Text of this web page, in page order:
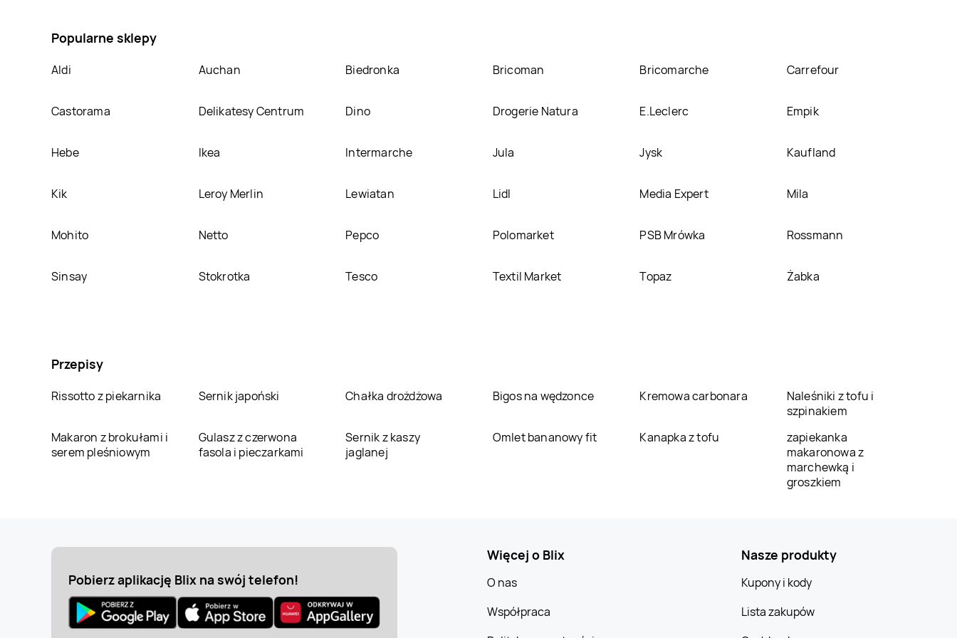
Popularne sklepy
Aldi Auchan Biedronka Bricoman Bricomarche Carrefour
Castorama Delikatesy Centrum Dino Drogerie Natura E.Leclerc Empik
Hebe Ikea Intermarche Jula Jysk Kaufland
Kik Leroy Merlin Lewiatan Lidl Media Expert Mila
Mohito Netto Pepco Polomarket PSB Mrówka Rossmann
Sinsay Stokrotka Tesco Textil Market Topaz Żabka
Przepisy
Rissotto z piekarnika Sernik japoński Chałka drożdżowa Bigos na wędzonce Kremowa carbonara
Naleśniki z tofu i
szpinakiem
Makaron z brokułami i
serem pleśniowym
Gulasz z czerwona
fasola i pieczarkami
Sernik z kaszy
jaglanej
Omlet bananowy fit Kanapka z tofu
zapiekanka
makaronowa z
marchewką i
groszkiem
Pobierz aplikację Blix na swój telefon!
Więcej o Blix
O nas
Współpraca
Nasze produkty
Kupony i kody
Lista zakupów